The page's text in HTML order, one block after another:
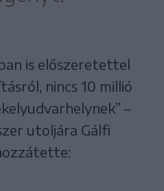
is előszeretettel
nincs 10 millió
–
utoljára Gálfi